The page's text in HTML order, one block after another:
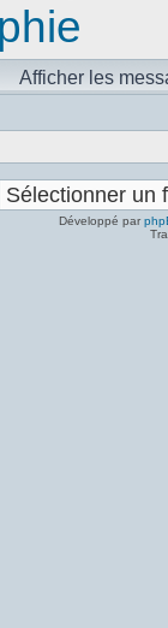
Afficher les
Développé par